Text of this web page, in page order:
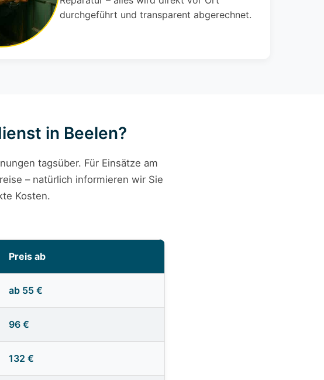
durchgeführt und transparent abgerechnet.
in Beelen?
tagsüber. Für Einsätze am
– natürlich informieren wir Sie
Kosten.
Preis ab
ab 55 €
96 €
132 €